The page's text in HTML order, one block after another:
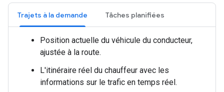
Trajets à la demande Tâches planifiées
Position actuelle du véhicule du conducteur,
ajustée à la route.
L'itinéraire réel du chauffeur avec les
informations sur le trafic en temps réel.